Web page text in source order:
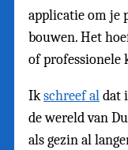
applicatie om je
bouwen. Het
of professionele
Ikschreef aldat
de wereld van
als gezin al